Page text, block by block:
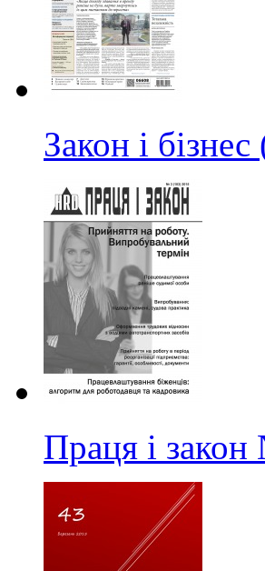
Закон і
Праця і закон